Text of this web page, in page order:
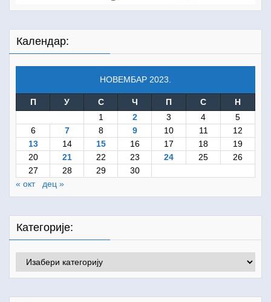
Календар:
НОВЕМБАР 2023.
П У С Ч П С
Н
1
2 3 4
5
6
7 8 9 10 11
12
13
14 15 16 17 18
19
20
21 22 23 24 25
26
27
28 29
30
« окт
дец »
Категорије:
Категорије: